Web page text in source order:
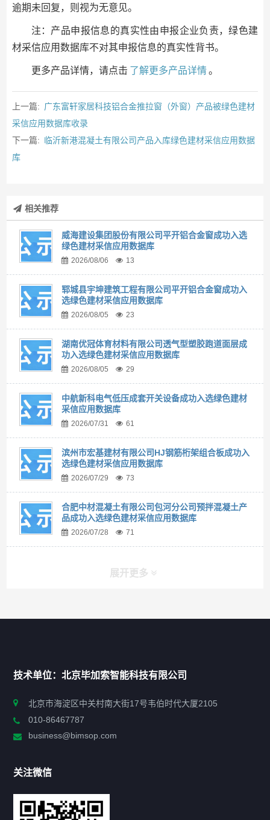
逾期未回复，则视为无意见。
注：产品申报信息的真实性由申报企业负责，绿色建
材采信应用数据库不对其申报信息的真实性背书。
更多产品详情，请点击 了解更多产品详情。
上一篇: 广东富轩家居科技铝合金推拉窗（外窗）产品被绿色建材
采信应用数据库收录
下一篇: 临沂新港混凝土有限公司产品入库绿色建材采信应用数据
库
相关推荐
威海建设集团股份有限公司平开铝合金窗成功入选
绿色建材采信应用数据库
2026/08/06 13
郓城县宇坤建筑工程有限公司平开铝合金窗成功入
选绿色建材采信应用数据库
2026/08/05 23
湖南优冠体育材料有限公司透气型塑胶跑道面层成
功入选绿色建材采信应用数据库
2026/08/05 29
中航新科电气低压成套开关设备成功入选绿色建材
采信应用数据库
2026/07/31 61
滨州市宏基建材有限公司HJ钢筋桁架组合板成功入
选绿色建材采信应用数据库
2026/07/29 73
合肥中材混凝土有限公司包河分公司预拌混凝土产
品成功入选绿色建材采信应用数据库
2026/07/28 71
展开更多
政策法规
新闻资讯
技术单位：北京毕加索智能科技有限公司
北京市海淀区中关村南大街17号韦伯时代大厦2105
010-86467787
business@bimsop.com
关注微信